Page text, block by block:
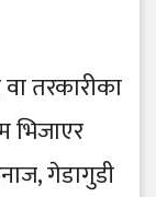
तरकारीका
भिजाएर
गेडागुडी